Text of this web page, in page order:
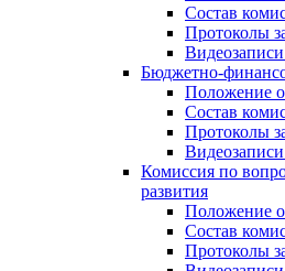
Состав
Протоколы
Бюджетно-
Положение
Состав
Протоколы
Комиссия по
развития
Положение
Состав
Протоколы